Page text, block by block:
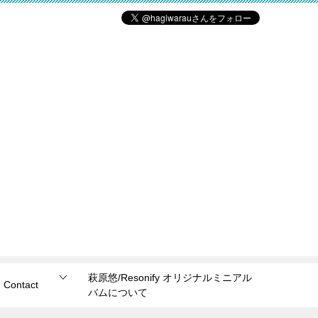
Contact
萩原悠/Resonify オリジナルミニアル
バムについて